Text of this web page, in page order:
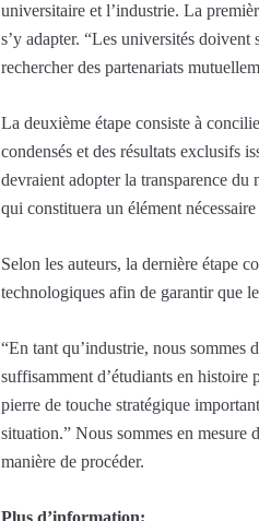
universitaire et l’industrie. La
s’y adapter. “Les universités
rechercher des partenariats
La deuxième étape consiste à
condensés et des résultats exclusifs
devraient adopter la transparence du
qui constituera un élément
Selon les auteurs, la dernière étape
technologiques afin de garantir que
“En tant qu’industrie, nous sommes
suffisamment d’étudiants en histoire
pierre de touche stratégique
situation.” Nous sommes en mesure
manière de procéder.